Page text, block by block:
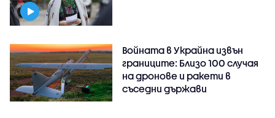
Войната в Украйна извън
границите: Близо 100 случая
на дронове и ракети в
съседни държави